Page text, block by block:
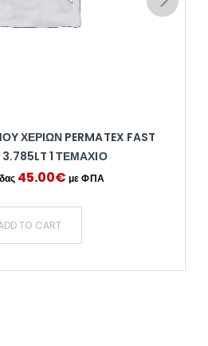
ΧΕΡΙΏΝ PERMATEX FAST
3.785LT 1 ΤΕΜΆΧΙΟ
45.00€
TO CART